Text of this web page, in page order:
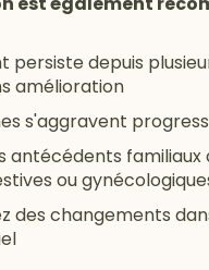
persiste depuis
amélioration
s'aggravent
antécédents familiaux
ou
des changements